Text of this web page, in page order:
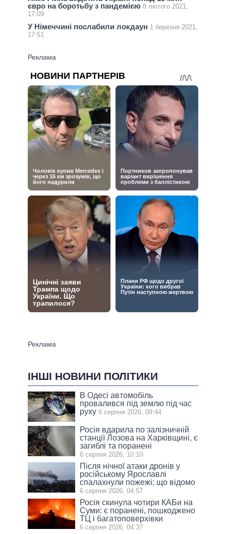
євро на боротьбу з пандемією 8 лютого 2021,
17:09
У Німеччині послабили локдаун 1 березня 2021,
17:51
ІНШІ НОВИНИ ПОЛІТИКИ
В Одесі автомобіль
провалився під землю під час
руху 6 серпня 2026, 09:44
Росія вдарила по залізничній
станції Лозова на Харківщині, є
загиблі та поранені
6 серпня 2026, 10:10
Після нічної атаки дронів у
російському Ярославлі
спалахнули пожежі: що відомо
6 серпня 2026, 04:57
Росія скинула чотири КАБи на
Суми: є поранені, пошкоджено
ТЦ і багатоповерхівки
6 серпня 2026, 04:37